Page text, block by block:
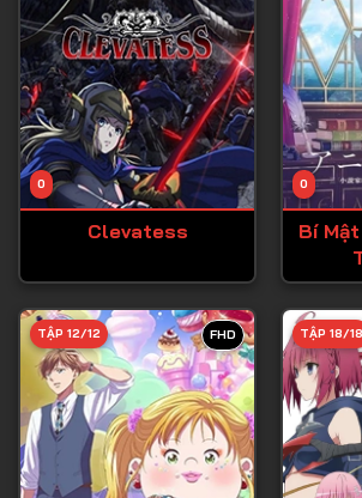
Tập 21
Tập 22
Tập 23
Tập 24
Tập 25
Tập 26
Tập 29
Tập 30
Tập 31
Tập 32
0
Clevatess
0
Bí
FHD
TẬP 12/12 TẬP 18/18